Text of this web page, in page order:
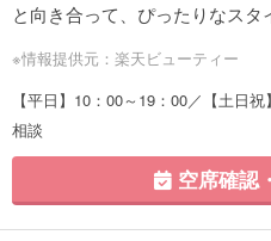
と向き合って、ぴったりなスタ
※情報提供元：楽天ビューティー
【平日】10：00～19：00／【土日
相談
空席確認